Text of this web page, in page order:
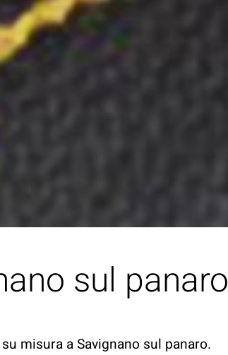
sul panaro
misura a Savignano sul panaro.